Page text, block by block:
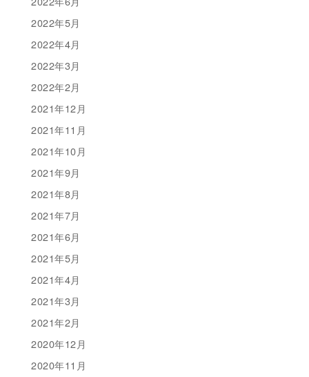
2022年5月
2022年4月
2022年3月
2022年2月
2021年12月
2021年11月
2021年10月
2021年9月
2021年8月
2021年7月
2021年6月
2021年5月
2021年4月
2021年3月
2021年2月
2020年12月
2020年11月